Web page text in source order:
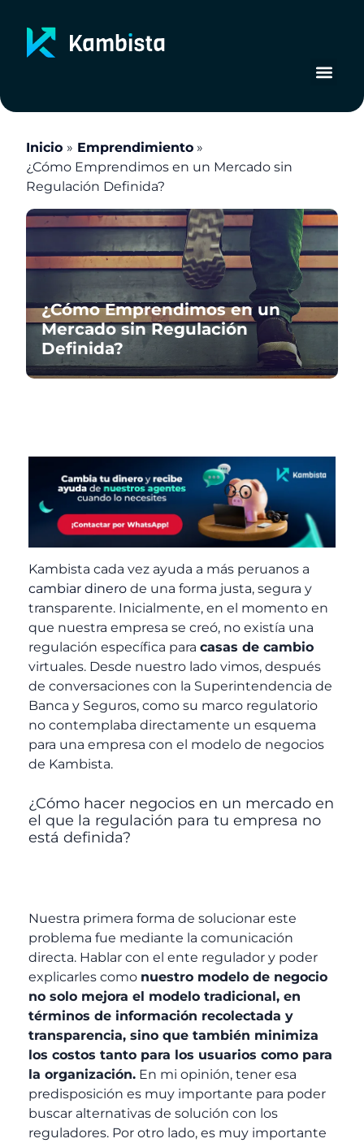
contenido
Inicio
Emprendimiento
¿Cómo Emprendimos en un Mercado sin
Regulación Definida?
¿Cómo Emprendimos en un
Mercado sin Regulación
Definida?
Kambista cada vez ayuda a más peruanos a
cambiar dinero de una forma justa, segura y
transparente. Inicialmente, en el momento en
que nuestra empresa se creó, no existía una
regulación específica para casas de cambio
virtuales. Desde nuestro lado vimos, después
de conversaciones con la Superintendencia de
Banca y Seguros, como su marco regulatorio
no contemplaba directamente un esquema
para una empresa con el modelo de negocios
de Kambista.
¿Cómo hacer negocios en un mercado en
el que la regulación para tu empresa no
está definida?
Nuestra primera forma de solucionar este
problema fue mediante la comunicación
directa. Hablar con el ente regulador y poder
explicarles como nuestro modelo de negocio
no solo mejora el modelo tradicional, en
términos de información recolectada y
transparencia, sino que también minimiza
los costos tanto para los usuarios como para
la organización. En mi opinión, tener esa
predisposición es muy importante para poder
buscar alternativas de solución con los
reguladores. Por otro lado, es muy importante